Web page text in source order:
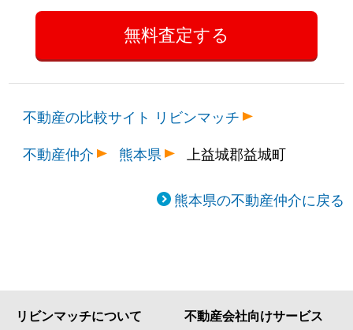
不動産の比較サイト リビンマッチ
不動産仲介
熊本県 上益城郡益城町
熊本県の不動産仲介に戻る
リビンマッチについて 不動産会社向けサービス